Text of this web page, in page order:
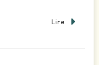
Lire